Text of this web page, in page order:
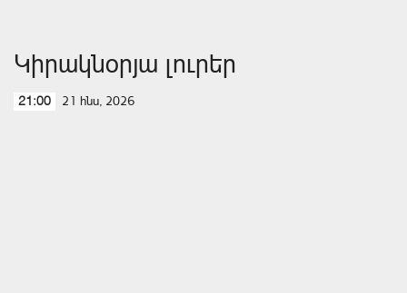
Կիրակնօրյա լուրեր
21:00 21 հնս, 2026